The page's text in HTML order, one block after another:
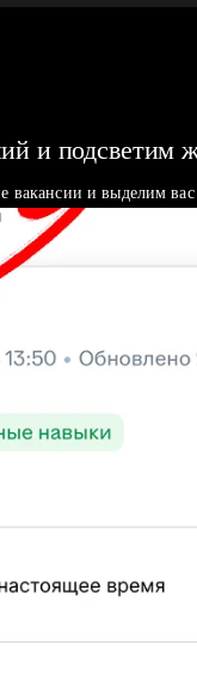
и подсветим
вакансии и выделим